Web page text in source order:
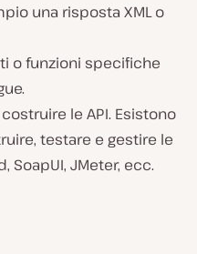
una risposta XML o
o funzioni specifiche
le API. Esistono
testare e gestire le
SoapUI, JMeter, ecc.